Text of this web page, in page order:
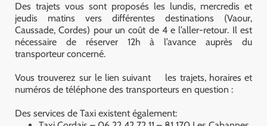
Des trajets vous sont proposés les lundis, mercredis et
jeudis matins vers différentes destinations (Vaour,
Caussade, Cordes) pour un coût de 4 e l’aller-retour. Il est
nécessaire de réserver 12h à l’avance auprès du
transporteur concerné.
Vous trouverez sur le lien suivant
les trajets, horaires et
numéros de téléphone des transporteurs en question :
Des services de Taxi existent également: